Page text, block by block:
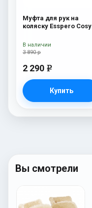
Муфта для рук на
коляску Esspero Cosy
3 890 р
2 290 e
Купить
В наличии
Вы смотрели